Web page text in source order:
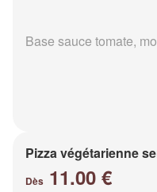
Base sauce tomate,
Pizza végétarienne
Dès 11.00 €